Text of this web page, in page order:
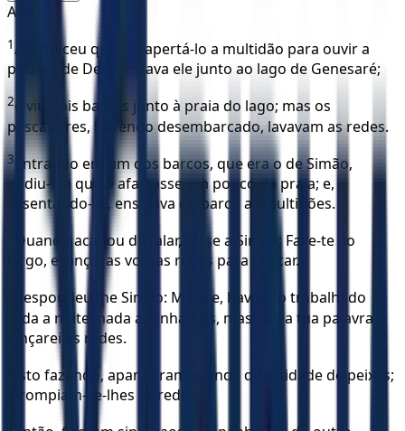
ARA
1Aconteceu que, ao apertá-lo a multidão para ouvir a
palavra de Deus, estava ele junto ao lago de Genesaré;
2e viu dois barcos junto à praia do lago; mas os
pescadores, havendo desembarcado, lavavam as redes.
3
Entrando em um dos barcos, que era o de Simão,
pediu-lhe que o afastasse um pouco da praia; e,
assentando-se, ensinava do barco as multidões.
Quando acabou de falar, disse a Simão: Faze-te ao
largo, e lançai as vossas redes para pescar.
Respondeu-lhe Simão: Mestre, havendo trabalhado
toda a noite, nada apanhamos, mas sob a tua palavra
lançarei as redes.
Isto fazendo, apanharam grande quantidade de peixes;
e rompiam-se-lhes as redes.